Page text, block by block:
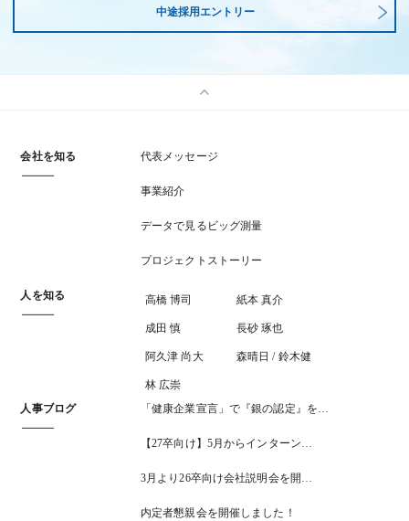
中途採用エントリー
会社を知る 代表メッセージ
事業紹介
データで見るビッグ測量
プロジェクトストーリー
人を知る 高橋 博司 紙本 真介
成田 慎 長砂 琢也
阿久津 尚大 森晴日 / 鈴木健
林 広崇
人事ブログ
「健康企業宣言」で『銀の認定』を…
【27卒向け】5月からインターン…
3月より26卒向け会社説明会を開…
内定者懇親会を開催しました！